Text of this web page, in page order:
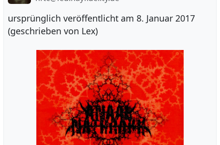
ursprünglich veröffentlicht am 8. Januar 2017
(geschrieben von Lex)